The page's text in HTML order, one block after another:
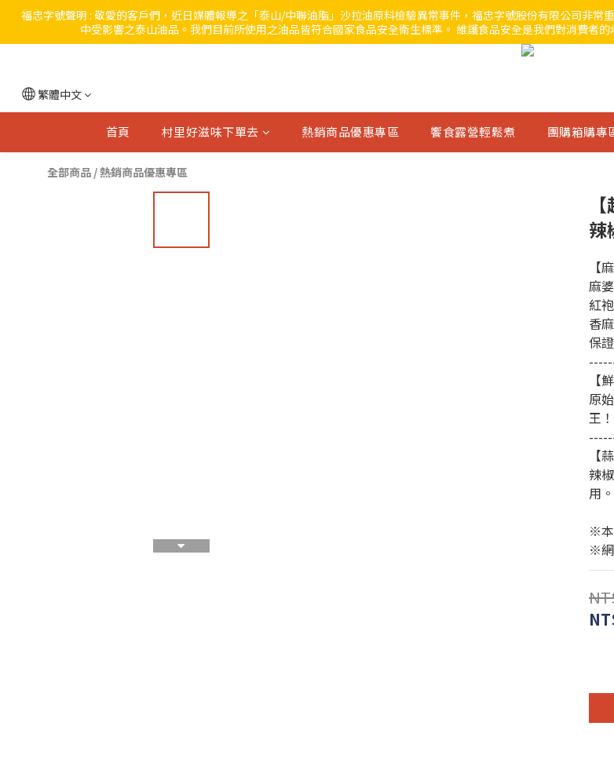
福忠字號聲明 : 敬愛的客戶們，近日媒體報導之「泰山/中聯油脂」沙拉油原料檢驗異常事件，福忠字號股份有限公司非
中受影響之泰山油品。我們目前所使用之油品皆符合國家食品安全衛生標準。 維護食品安全是我們對消費者
繁體中文
首頁 村里好滋味下單去 熱銷商品優惠專區 饗食露營輕鬆煮 團購箱購專
全部商品 /熱銷商品優惠專區
辣
【
麻
紅
香
保
【
原
王！
【
辣
用
※本
※網